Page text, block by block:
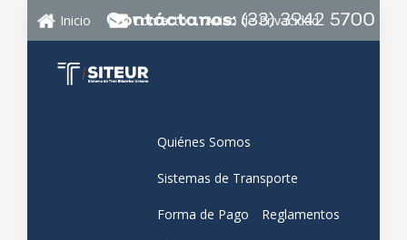
Inicio Contacto Aviso de Privacidad
Quiénes Somos
Sistemas de Transporte
Forma de Pago Reglamentos